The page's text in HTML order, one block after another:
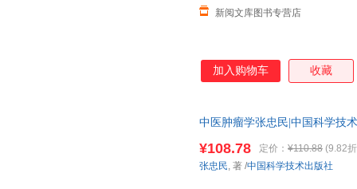
新阅文库图书专营店
加入购物车 收藏
中医肿瘤学张忠民|中国科学技术
¥108.78 定价： ¥110.88 (9.82
张忠民, 著 /中国科学技术出版社